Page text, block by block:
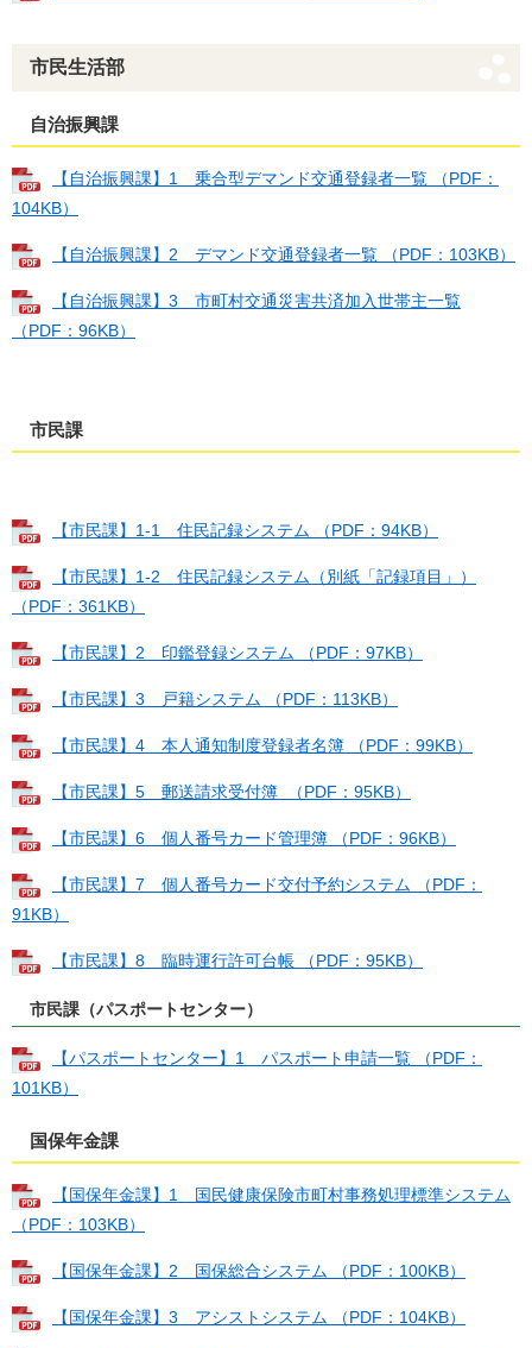
市民生活部
自治振興課
【自治振興課】1 乗合型デマンド交通登録者一覧 （PDF：
104KB）
【自治振興課】2 デマンド交通登録者一覧 （PDF：103KB）
【自治振興課】3 市町村交通災害共済加入世帯主一覧
（PDF：96KB）
市民課
【市民課】1-1 住民記録システム （PDF：94KB）
【市民課】1-2 住民記録システム（別紙「記録項目」）
（PDF：361KB）
【市民課】2 印鑑登録システム （PDF：97KB）
【市民課】3 戸籍システム （PDF：113KB）
【市民課】4 本人通知制度登録者名簿 （PDF：99KB）
【市民課】5 郵送請求受付簿 （PDF：95KB）
【市民課】6 個人番号カード管理簿 （PDF：96KB）
【市民課】7 個人番号カード交付予約システム （PDF：
91KB）
【市民課】8 臨時運行許可台帳 （PDF：95KB）
市民課（パスポートセンター）
【パスポートセンター】1 パスポート申請一覧 （PDF：
101KB）
国保年金課
【国保年金課】1 国民健康保険市町村事務処理標準システム
（PDF：103KB）
【国保年金課】2 国保総合システム （PDF：100KB）
【国保年金課】3 アシストシステム （PDF：104KB）